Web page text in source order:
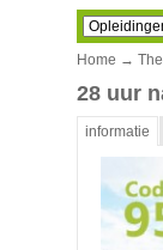
Home →
28 uur
informatie